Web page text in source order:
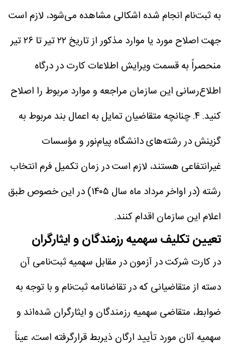
به‌ ثبت‌نام انجام شده اشکالی‌ مشاهده‌ می‌شود، لازم است
جهت اصلاح مورد یا موارد مذکور از تاریخ ۲۲ تیر تا ۲۶ تیر
منحصراً به قسمت ویرایش اطلاعات کارت در درگاه
اطلاع‌رسانی این سازمان مراجعه و موارد مربوط را اصلاح
کنید. ۴. چنانچه متقاضیان تمایل به اعمال بند مربوط به
گزینش در رشته‌های دانشگاه پیام‌نور و مؤسسات
غیرانتفاعی هستند، لازم است در زمان تکمیل فرم انتخاب
رشته (در اواخر مرداد ماه سال ۱۴۰۵) در این خصوص طبق
اعلام این سازمان اقدام کنند.
تعیین تکلیف سهمیه رزمندگان و ایثارگران
در کارت شرکت در آزمون در مقابل سهمیه‌ ثبت‌نامی‌ آن
دسته از متقاضیانی که در تقاضانامه ثبت‌نام و با توجه به
ضوابط، متقاضی سهمیه رزمندگان و ایثارگران شده‌اند و
سهمیه آنان مورد تأیید ارگان ذیربط قرارگرفته است، عیناً